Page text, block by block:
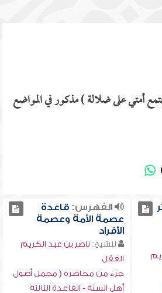
أمتي على ضلالة ) مذكور في المواضع
الفهرس:قاعدة
عصمة الأمة وعصمة
الأفراد
للشيخ: ناصر بن عبد الكريم
العقل
جزء من محاضرة ( مجمل أصول
أهل السنة - القاعدة الثالثة